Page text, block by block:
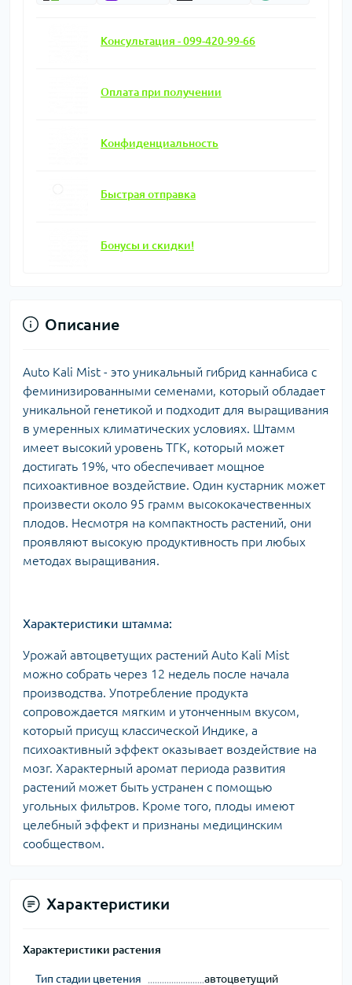
Консультация - 099-420-99-66
Оплата при получении
Конфиденциальность
Быстрая отправка
Бонусы и скидки!
Описание
Auto Kali Mist - это уникальный гибрид каннабиса с
феминизированными семенами, который обладает
уникальной генетикой и подходит для выращивания
в умеренных климатических условиях. Штамм
имеет высокий уровень ТГК, который может
достигать 19%, что обеспечивает мощное
психоактивное воздействие. Один кустарник может
произвести около 95 грамм высококачественных
плодов. Несмотря на компактность растений, они
проявляют высокую продуктивность при любых
методах выращивания.
Характеристики штамма:
Урожай автоцветущих растений Auto Kali Mist
можно собрать через 12 недель после начала
производства. Употребление продукта
сопровождается мягким и утонченным вкусом,
который присущ классической Индике, а
психоактивный эффект оказывает воздействие на
мозг. Характерный аромат периода развития
растений может быть устранен с помощью
угольных фильтров. Кроме того, плоды имеют
целебный эффект и признаны медицинским
сообществом.
Характеристики
Характеристики растения
Тип стадии цветения автоцветущий